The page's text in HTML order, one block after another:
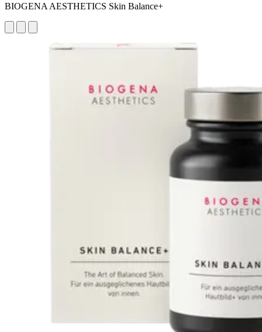
BIOGENA AESTHETICS Skin Balance+